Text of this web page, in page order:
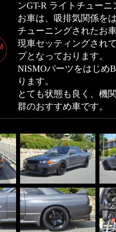
ンGT-R ライトチュー
お車は、吸排気関係を
チューニングされたお
現車セッティングされ
プとなっております。
NISMOパーツをはじめ
ります。
とても状態も良く、機
群のおすすめ車です。